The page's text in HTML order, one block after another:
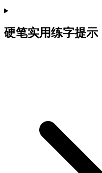
硬笔实用练字提示